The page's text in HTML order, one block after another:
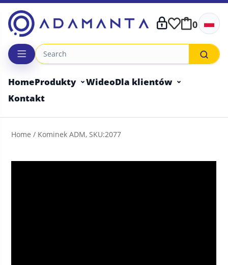
Skip
content
0
HomeProdukty WideoDla klientów
Kontakt
Home / Kominek ADM, SKU:2077